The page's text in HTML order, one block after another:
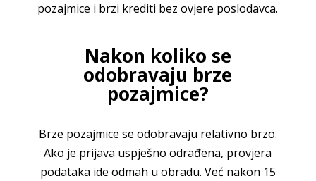
pozajmice i brzi krediti bez ovjere poslodavca.
Nakon koliko se
odobravaju brze
pozajmice?
Brze pozajmice se odobravaju relativno brzo.
Ako je prijava uspješno odrađena, provjera
podataka ide odmah u obradu. Već nakon 15